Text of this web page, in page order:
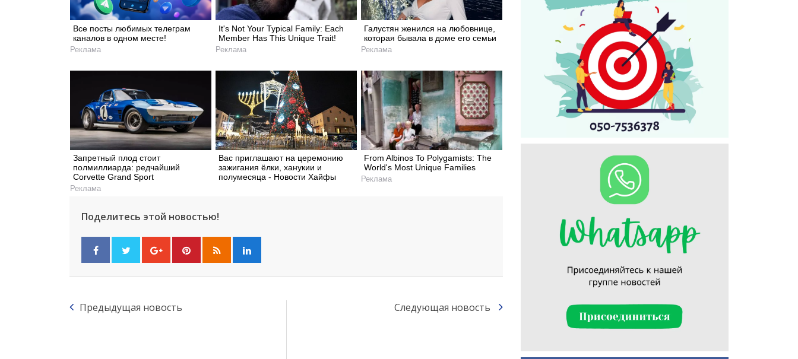
Все посты любимых телеграм
каналов в одном месте!
Реклама
It's Not Your Typical Family: Each
Member Has This Unique Trait!
Реклама
Галустян женился на любовнице,
которая бывала в доме его семьи
Реклама
Запретный плод стоит
полмиллиарда: редчайший
Corvette Grand Sport
Реклама
Вас приглашают на церемонию
зажигания ёлки, ханукии и
полумесяца - Новости Хайфы
From Albinos To Polygamists: The
World's Most Unique Families
Реклама
Поделитесь этой новостью!
Предыдущая новость Следующая новость